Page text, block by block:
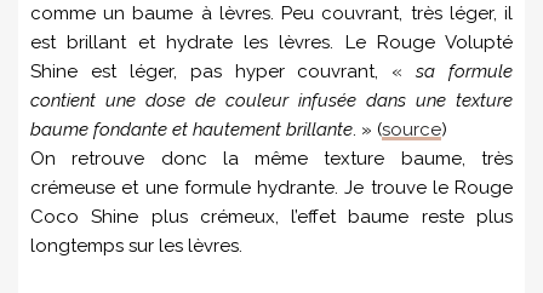
comme un baume à lèvres. Peu couvrant, très léger, il
est brillant et hydrate les lèvres. Le Rouge Volupté
Shine est léger, pas hyper couvrant, «sa formule
contient une dose de couleur infusée dans une texture
baume fondante et hautement brillante. » (source)
On retrouve donc la même texture baume, très
crémeuse et une formule hydrante. Je trouve le Rouge
Coco Shine plus crémeux, l’effet baume reste plus
longtemps sur les lèvres.